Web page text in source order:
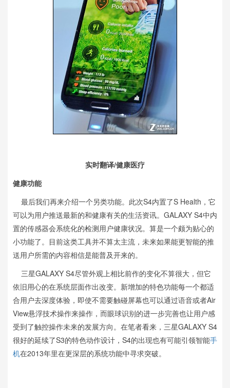
实时翻译/健康医疗
健康功能
最后我们再来介绍一个另类功能。此次S4内置了S Health，它
可以为用户推送最新的和健康有关的生活资讯。GALAXY S4中内
置的传感器会系统化的检测用户健康状况。算是一个颇为贴心的
小功能了。目前这类工具并不算太主流，未来如果能更智能的推
送用户所需的内容相信是能普及开来的。
三星GALAXY S4尽管外观上相比前作的变化不算很大，但它
依旧用心的在系统层面作出改变。新增加的特色功能每一个都适
合用户去深度体验，即使不需要触碰屏幕也可以通过语音或者Air
View悬浮技术操作来操作，而眼球识别的进一步完善也让用户感
受到了触控操作未来的发展方向。在笔者看来，三星GALAXY S4
很好的延续了S3的特色动作设计，S4的出现也有可能引领智能手
机在2013年里在更深层的系统功能中寻求突破。